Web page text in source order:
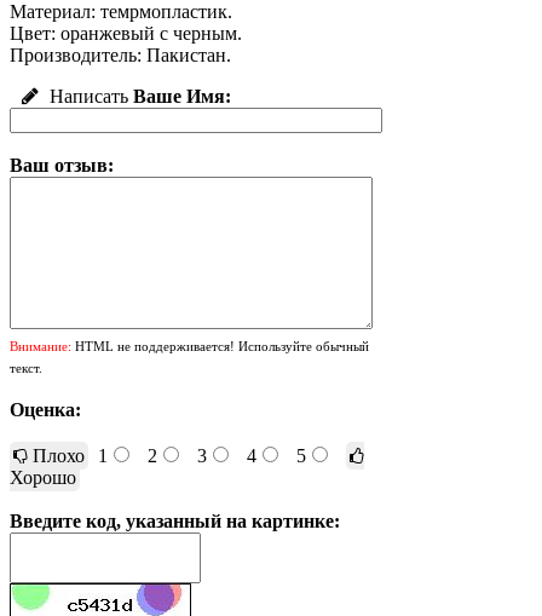
Материал: темрмопластик.
Цвет: оранжевый с черным.
Производитель: Пакистан.
Написать Ваше Имя:
Ваш отзыв:
Внимание: HTML не поддерживается! Используйте обычный
текст.
Оценка:
Плохо 1 2 3 4
5
Хорошо
Введите код, указанный на картинке: